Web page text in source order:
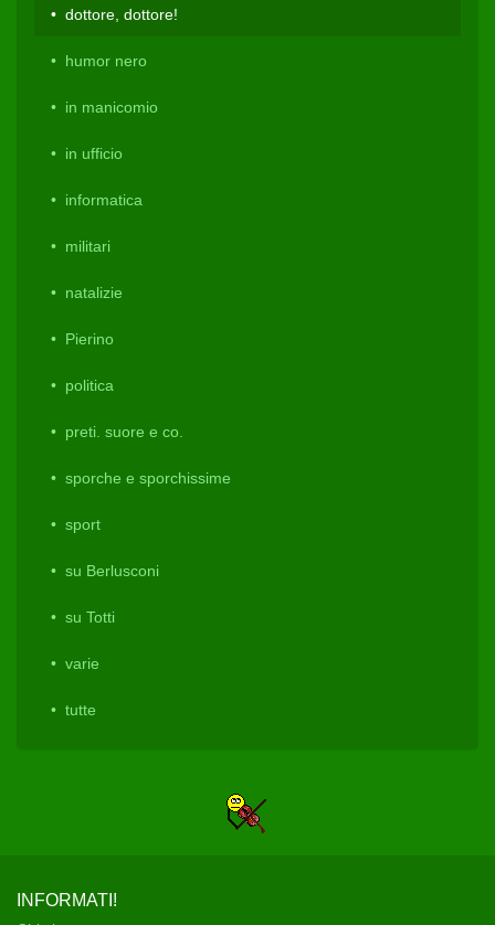
dottore, dottore!
humor nero
in manicomio
in ufficio
informatica
militari
natalizie
Pierino
politica
preti. suore e co.
sporche e sporchissime
sport
su Berlusconi
su Totti
varie
tutte
INFORMATI!